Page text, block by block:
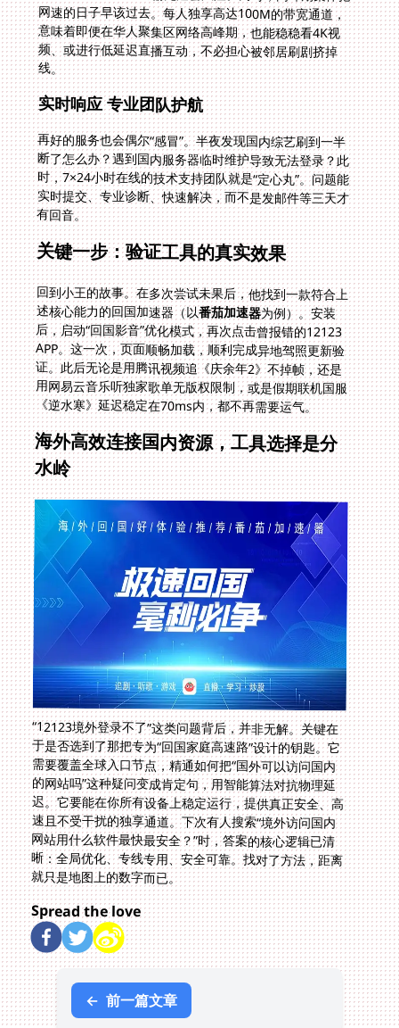
线。
实时响应 专业团队护航
再好的服务也会偶尔“感冒”。半夜发现国内综艺刷到一半
断了怎么办？遇到国内服务器临时维护导致无法登录？此
时，7×24小时在线的技术支持团队就是“定心丸”。问题能
实时提交、专业诊断、快速解决，而不是发邮件等三天才
有回音。
关键一步：验证工具的真实效果
回到小王的故事。在多次尝试未果后，他找到一款符合上
述核心能力的回国加速器（以番茄加速器为例）。安装
后，启动“回国影音”优化模式，再次点击曾报错的12123
APP。这一次，页面顺畅加载，顺利完成异地驾照更新验
证。此后无论是用腾讯视频追《庆余年2》不掉帧，还是
用网易云音乐听独家歌单无版权限制，或是假期联机国服
《逆水寒》延迟稳定在70ms内，都不再需要运气。
海外高效连接国内资源，工具选择是分
水岭
“12123境外登录不了”这类问题背后，并非无解。关键在
于是否选到了那把专为“回国家庭高速路”设计的钥匙。它
需要覆盖全球入口节点，精通如何把“国外可以访问国内
的网站吗”这种疑问变成肯定句，用智能算法对抗物理延
迟。它要能在你所有设备上稳定运行，提供真正安全、高
速且不受干扰的独享通道。下次有人搜索“境外访问国内
网站用什么软件最快最安全？”时，答案的核心逻辑已清
晰：全局优化、专线专用、安全可靠。找对了方法，距离
就只是地图上的数字而已。
Spread the love
← 前一篇文章